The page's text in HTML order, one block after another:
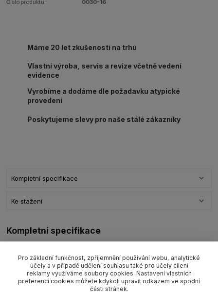
Číslo produktu: 0030-16
Máme 20 let zkušeností na trhu
Vlastní výroba, servis a revize včetně vedení
evidence
Vyrobíme a dodáme dle požadavku atypické
provedení
Poskytujeme slevy pro naše stálé zákazníky
Kompletní specifikace
Ke stažení
Kompletní specifikace
500-55000 kg pozink. Rozměry třmenu v sekci "Ke stažení".
Pro základní funkčnost, zpříjemnění používání webu, analytické
účely a v případě udělení souhlasu také pro účely cílení
reklamy využíváme soubory cookies. Nastavení vlastních
preferencí cookies můžete kdykoli upravit odkazem ve spodní
části stránek.